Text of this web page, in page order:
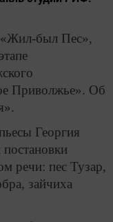
«Жил-был Пес»,
Приволжье». Об
Георгия
речи: пес Тузар,
зайчиха